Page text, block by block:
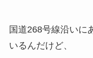
国道268号線沿いに
いるんだけど、